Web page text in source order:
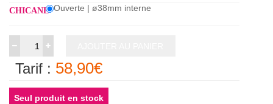
CHICANE Ouverte | ø38mm interne
Tarif : 58,90€
Seul produit en stock